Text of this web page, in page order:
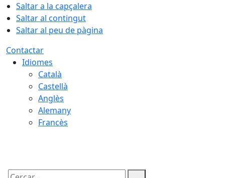
Saltar a la capçalera
Saltar al contingut
Saltar al peu de pàgina
Contactar
Idiomes
Català
Castellà
Anglès
Alemany
Francès